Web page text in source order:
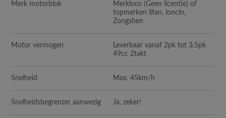
Merk motorblok
Merkloos (Geen licentie) of
topmerken lifan, loncin,
Zongshen
Motor vermogen
Leverbaar vanaf 2pk tot 3.5pk
49cc 2takt
Snelheid Max. 45km/h
Snelheidsbegrenzer aanwezig Ja, zeker!